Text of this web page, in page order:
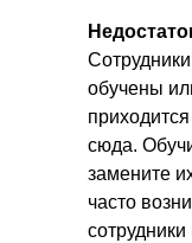
обучены
сюда.
замените
часто